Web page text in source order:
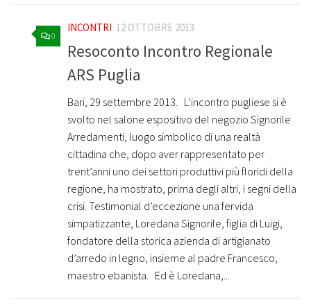
0
INCONTRI 12 OTTOBRE 2013
Resoconto Incontro Regionale
ARS Puglia
Bari, 29 settembre 2013. L’incontro pugliese si è
svolto nel salone espositivo del negozio Signorile
Arredamenti, luogo simbolico di una realtà
cittadina che, dopo aver rappresentato per
trent’anni uno dei settori produttivi più floridi della
regione, ha mostrato, prima degli altri, i segni della
crisi. Testimonial d’eccezione una fervida
simpatizzante, Loredana Signorile, figlia di Luigi,
fondatore della storica azienda di artigianato
d’arredo in legno, insieme al padre Francesco,
maestro ebanista. Ed è Loredana,...